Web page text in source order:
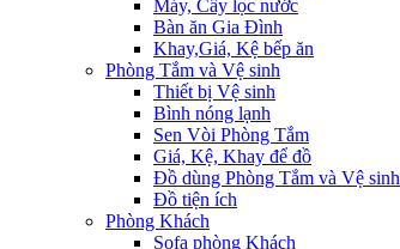
Máy, Cây lọc nước
Bàn ăn Gia Đình
Khay,Giá, Kệ bếp ăn
Phòng Tắm và Vệ sinh
Thiết bị Vệ sinh
Bình nóng lạnh
Sen Vòi Phòng Tắm
Giá, Kệ, Khay để đồ
Đồ dùng Phòng Tắm và Vệ sinh
Đồ tiện ích
Phòng Khách
Sofa phòng Khách